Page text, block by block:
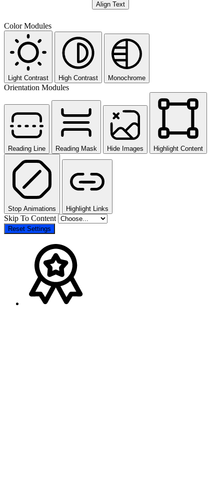
Align Text
Color Modules
Light Contrast High Contrast Monochrome
Orientation Modules
Reading Line Reading Mask Hide Images Highlight Content
Stop Animations Highlight Links
Skip To Content
Reset Settings